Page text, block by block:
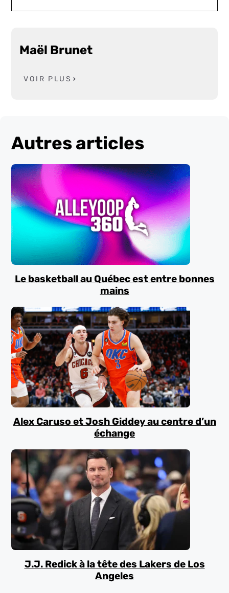
Maël Brunet
VOIR PLUS
Autres articles
Le basketball au Québec est entre bonnes
mains
Alex Caruso et Josh Giddey au centre d’un
échange
J.J. Redick à la tête des Lakers de Los
Angeles